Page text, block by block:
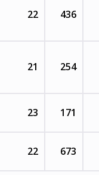
22 436
21 254
23 171
22 673